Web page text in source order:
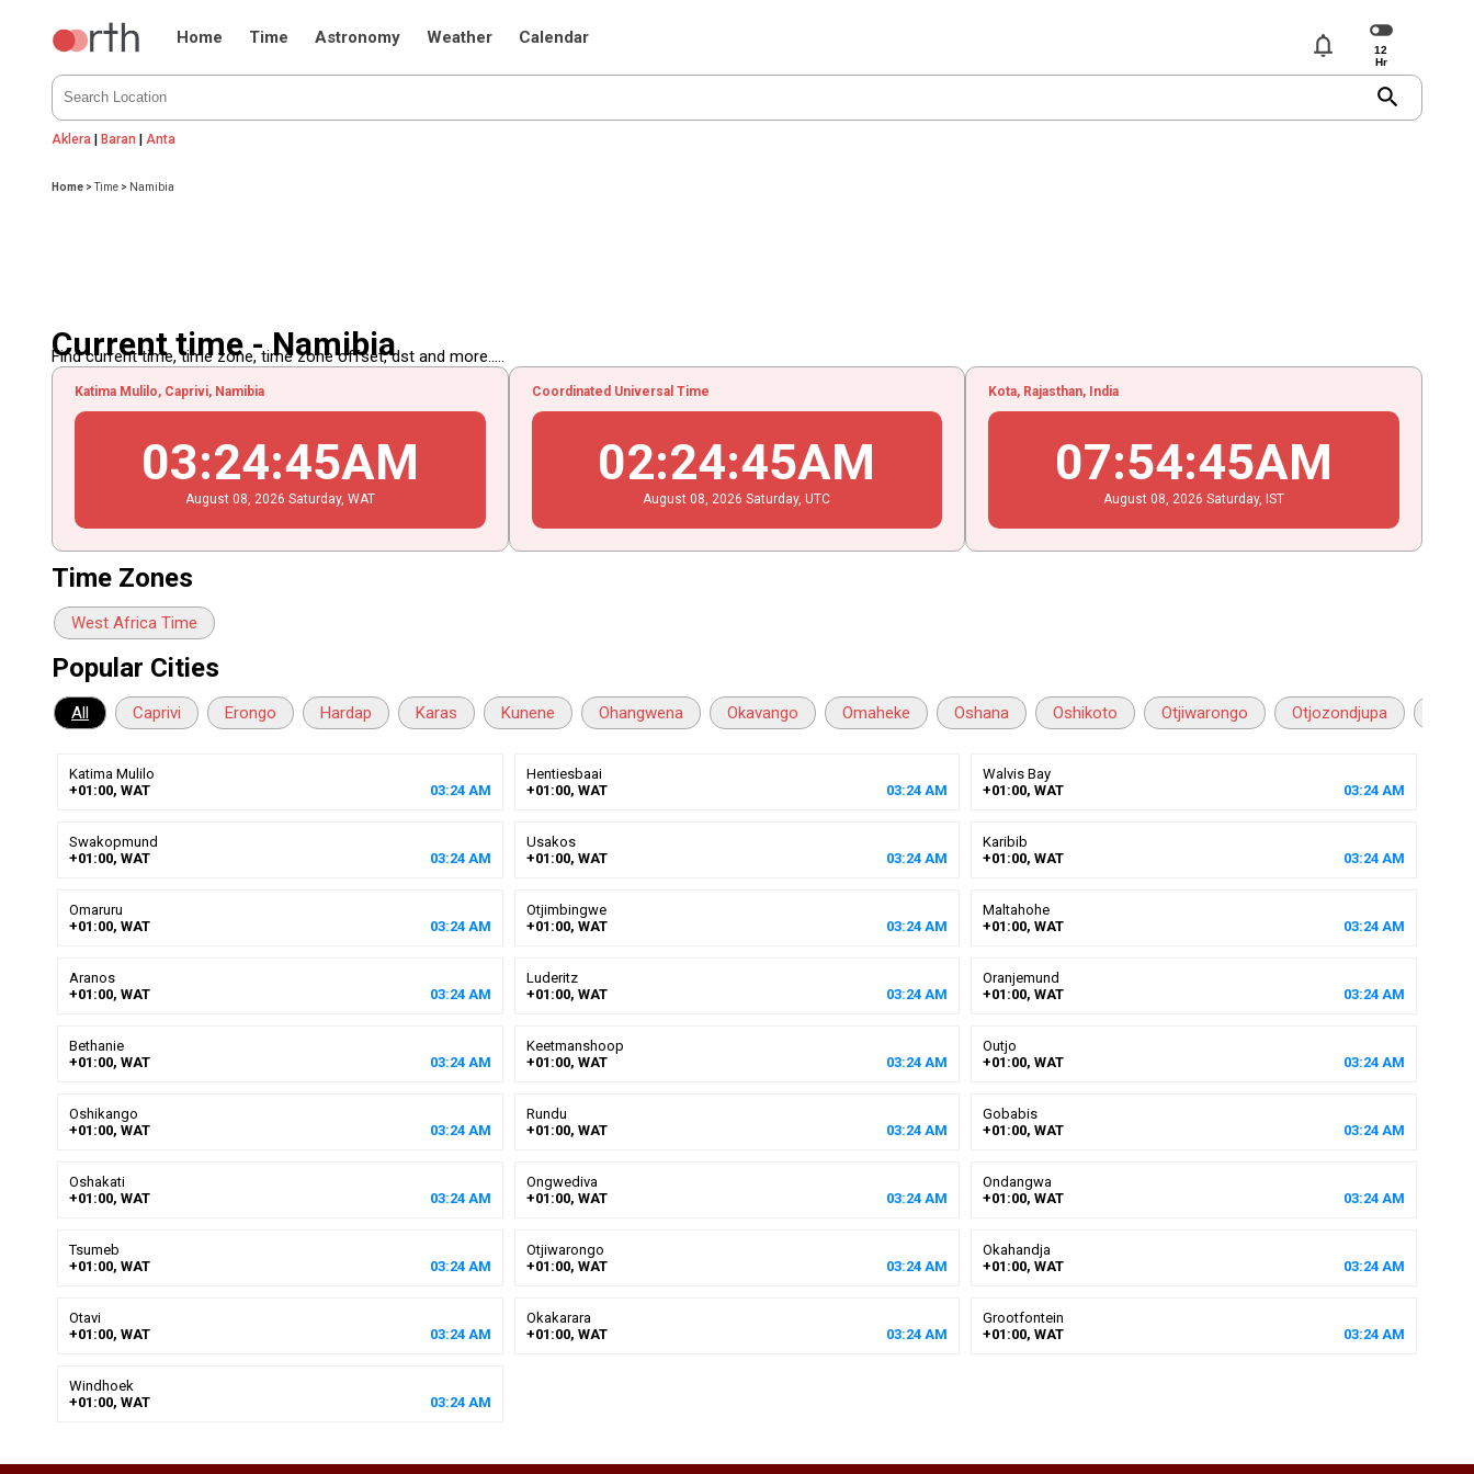
Home Time Astronomy Weather Calendar notifications
search
Aklera |Baran | Anta
Home >Time > Namibia
Current time - Namibia
Find current time, time zone, time zone offset, dst and more.....
Katima Mulilo, Caprivi, Namibia
03:24:45AM
August 08 , 2026 Saturday, WAT
Coordinated Universal Time
02:24:45AM
August 08 , 2026 Saturday, UTC
Kota, Rajasthan, India
07:54:45AM
August 08 , 2026 Saturday, IST
Time Zones
West Africa Time
Popular Cities
All Caprivi Erongo Hardap Karas Kunene Ohangwena Okavango Omaheke Oshana Oshikoto Otjiwarongo Otjozondjupa
Katima Mulilo
+01:00, WAT
03:24AM
Hentiesbaai
+01:00, WAT
03:24 AM
Walvis Bay
+01:00, WAT
03:24AM
Swakopmund
+01:00, WAT
03:24AM
Usakos
+01:00, WAT
03:24 AM
Karibib
+01:00, WAT
03:24AM
Omaruru
+01:00, WAT
03:24AM
Otjimbingwe
+01:00, WAT
03:24 AM
Maltahohe
+01:00, WAT
03:24AM
Aranos
+01:00, WAT
03:24AM
Luderitz
+01:00, WAT
03:24 AM
Oranjemund
+01:00, WAT
03:24AM
Bethanie
+01:00, WAT
03:24AM
Keetmanshoop
+01:00, WAT
03:24 AM
Outjo
+01:00, WAT
03:24AM
Oshikango
+01:00, WAT
03:24AM
Rundu
+01:00, WAT
03:24 AM
Gobabis
+01:00, WAT
03:24AM
Oshakati
+01:00, WAT
03:24AM
Ongwediva
+01:00, WAT
03:24 AM
Ondangwa
+01:00, WAT
03:24AM
Tsumeb
+01:00, WAT
03:24AM
Otjiwarongo
+01:00, WAT
03:24 AM
Okahandja
+01:00, WAT
03:24AM
Otavi
+01:00, WAT
03:24AM
Okakarara
+01:00, WAT
03:24 AM
Grootfontein
+01:00, WAT
03:24AM
Windhoek
+01:00, WAT
03:24AM